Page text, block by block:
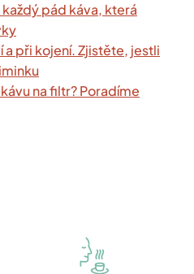
každý pád káva, která
a při kojení. Zjistěte, jestli
na filtr? Poradíme